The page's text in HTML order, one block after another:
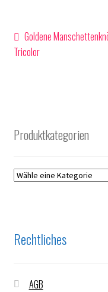
Vorheriger
Beitrag:
Goldene
Tricolor
Produktkategorien
Rechtliches
AGB